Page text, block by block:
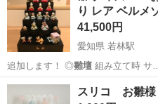
り レア ベルメ
41,500円
愛知県 若林駅
追加します！ ◎雛壇 組み立て時 サ
になって…
愛知 豊田市 若林駅 年中
スリコ お雛